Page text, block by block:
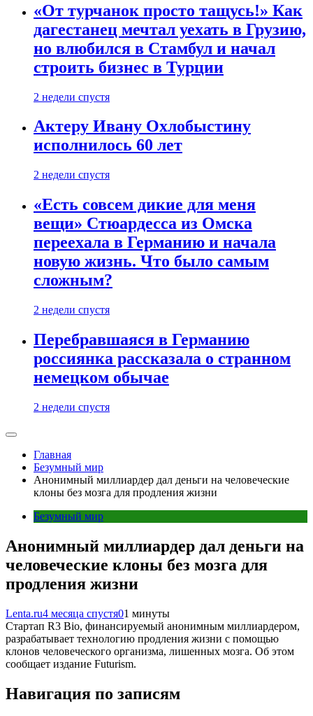
«От турчанок просто тащусь!» Как
дагестанец мечтал уехать в Грузию,
но влюбился в Стамбул и начал
строить бизнес в Турции
2 недели спустя
Актеру Ивану Охлобыстину
исполнилось 60 лет
2 недели спустя
«Есть совсем дикие для меня
вещи» Стюардесса из Омска
переехала в Германию и начала
новую жизнь. Что было самым
сложным?
2 недели спустя
Перебравшаяся в Германию
россиянка рассказала о странном
немецком обычае
2 недели спустя
Главная
Безумный мир
Анонимный миллиардер дал деньги на человеческие
клоны без мозга для продления жизни
Безумный мир
Анонимный миллиардер дал деньги на
человеческие клоны без мозга для
продления жизни
Lenta.ru4 месяца спустя01 минуты
Стартап R3 Bio, финансируемый анонимным миллиардером,
разрабатывает технологию продления жизни с помощью
клонов человеческого организма, лишенных мозга. Об этом
сообщает издание Futurism.
Навигация по записям